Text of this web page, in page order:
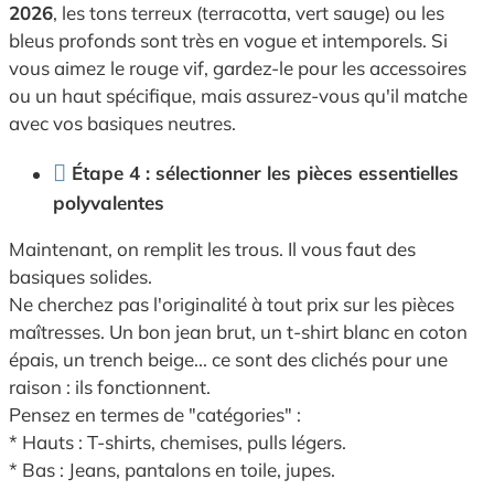
2026, les tons terreux (terracotta, vert sauge) ou les
bleus profonds sont très en vogue et intemporels. Si
vous aimez le rouge vif, gardez-le pour les accessoires
ou un haut spécifique, mais assurez-vous qu'il matche
avec vos basiques neutres.
Étape 4 : sélectionner les pièces essentielles
polyvalentes
Maintenant, on remplit les trous. Il vous faut des
basiques solides.
Ne cherchez pas l'originalité à tout prix sur les pièces
maîtresses. Un bon jean brut, un t-shirt blanc en coton
épais, un trench beige... ce sont des clichés pour une
raison : ils fonctionnent.
Pensez en termes de "catégories" :
* Hauts : T-shirts, chemises, pulls légers.
* Bas : Jeans, pantalons en toile, jupes.